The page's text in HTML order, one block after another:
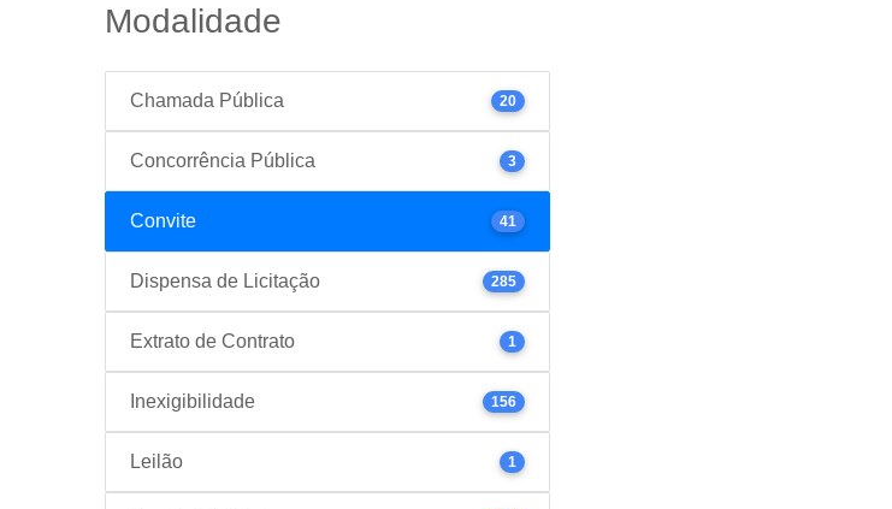
Modalidade
Chamada Pública 20
Concorrência Pública 3
Convite 41
Dispensa de Licitação 285
Extrato de Contrato 1
Inexigibilidade 156
Leilão 1